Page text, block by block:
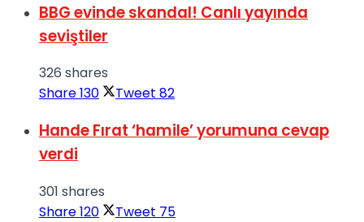
BBG evinde skandal! Canlı yayında
seviştiler
326 shares
Share130 Tweet 82
Hande Fırat ‘hamile’ yorumuna cevap
verdi
301 shares
Share120 Tweet 75